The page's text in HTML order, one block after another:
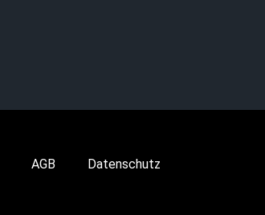
AGB Datenschutz